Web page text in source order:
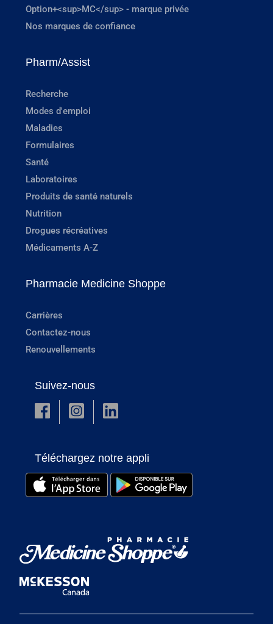
Option+<sup>MC</sup> - marque privée
Nos marques de confiance
Pharm/Assist
Recherche
Modes d'emploi
Maladies
Formulaires
Santé
Laboratoires
Produits de santé naturels
Nutrition
Drogues récréatives
Médicaments A-Z
Pharmacie Medicine Shoppe
Carrières
Contactez-nous
Renouvellements
Suivez-nous
Téléchargez notre appli